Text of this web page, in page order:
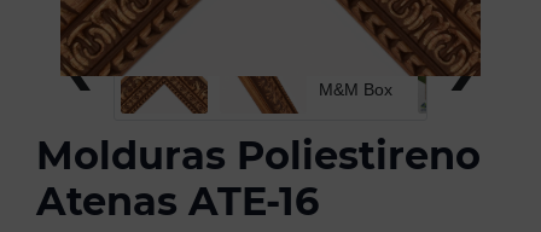
‹ ›
Molduras Poliestireno
Atenas ATE-16